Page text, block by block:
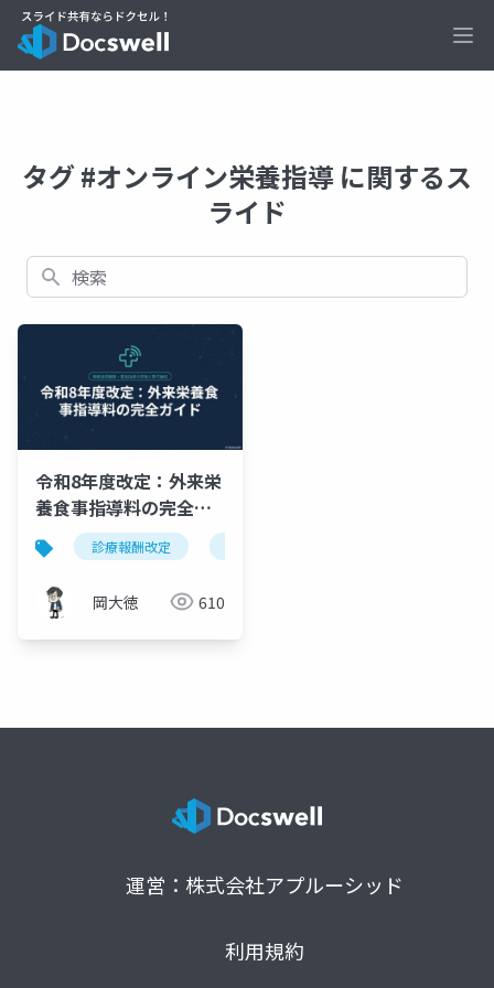
タグ #オンライン栄養指導 に関するス
ライド
検索
令和8年度改定：外来栄
養食事指導料の完全ガ
イド｜オンライン・電
話指導の評価見直しと
要件緩和
診療報酬改定
岡大徳 610
運営：株式会社アプルーシッド
利用規約